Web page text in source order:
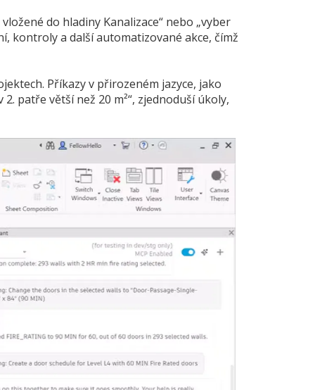
do hladiny Kanalizace“ nebo „vyber
kontroly a další automatizované akce, čímž
Příkazy v přirozeném jazyce, jako
patře větší než 20 m²“, zjednoduší úkoly,